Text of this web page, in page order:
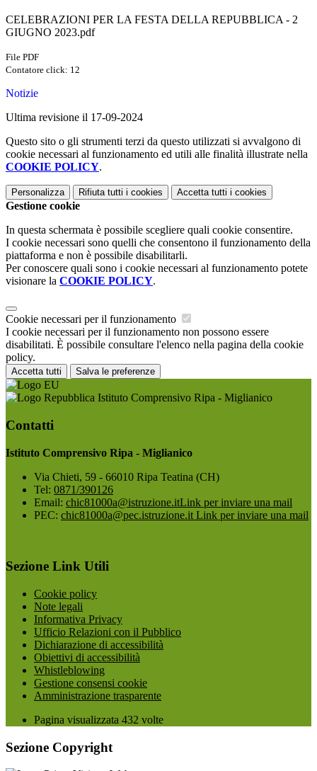
CELEBRAZIONI PER LA FESTA DELLA REPUBBLICA - 2
GIUGNO 2023.pdf
File PDF
Contatore click: 12
Notizie
Ultima revisione il 17-09-2024
Questo sito o gli strumenti terzi da questo utilizzati si avvalgono di
cookie necessari al funzionamento ed utili alle finalità illustrate nella
COOKIE POLICY.
Personalizza Rifiuta tutti i cookies Accetta tutti i cookies
Gestione cookie
In questa schermata è possibile scegliere quali cookie consentire.
I cookie necessari sono quelli che consentono il funzionamento della
piattaforma e non è possibile disabilitarli.
Per conoscere quali sono i cookie necessari al funzionamento potete
visionare la COOKIE POLICY.
Cookie necessari per il funzionamento
I cookie necessari per il funzionamento non possono essere
disabilitati. È possibile consultare l'elenco nella pagina della cookie
policy.
Accetta tutti Salva le preferenze
Istituto Comprensivo Ripa - Miglianico
Contatti
Istituto Comprensivo Ripa - Miglianico
Via Chieti, 59 - 66010 Ripa Teatina (CH)
Tel: 0871/390126
Email: chic81000a@istruzione.itLink per inviare una mail
PEC: chic81000a@pec.istruzione.it Link per inviare una mail
Sezione Link Utili
Cookie policy
Note legali
Informativa Privacy
Ufficio Relazioni con il Pubblico
Dichiarazione di accessibilità
Obiettivi di accessibilità
Whistleblowing
Gestione consensi cookie
Amministrazione trasparente
Pagina visualizzata 432 volte
Sezione Copyright